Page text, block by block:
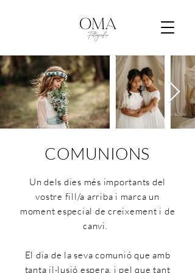
COMUNIONS
Un dels dies més importants del
vostre fill/a arriba i marca un
moment especial de creixement i de
canvi.
El dia de la seva comunió que amb
tanta il·lusió espera, i pel que tant